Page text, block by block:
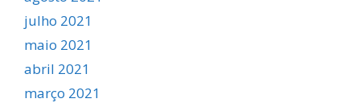
julho 2021
maio 2021
abril 2021
março 2021